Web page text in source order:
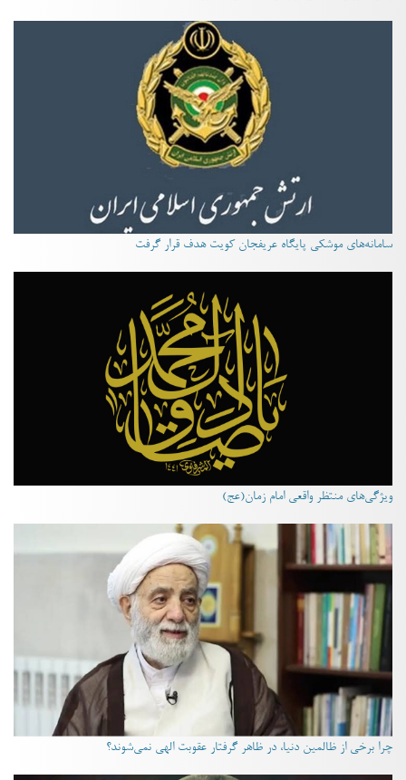
سامانه‌های موشکی پایگاه عریفجان کویت هدف قرار گرفت
ویژگی‌های منتظر واقعی امام زمان(عج)
چرا برخی از ظالمین دنیا، در ظاهر گرفتار عقوبت الهی نمی‌شوند؟